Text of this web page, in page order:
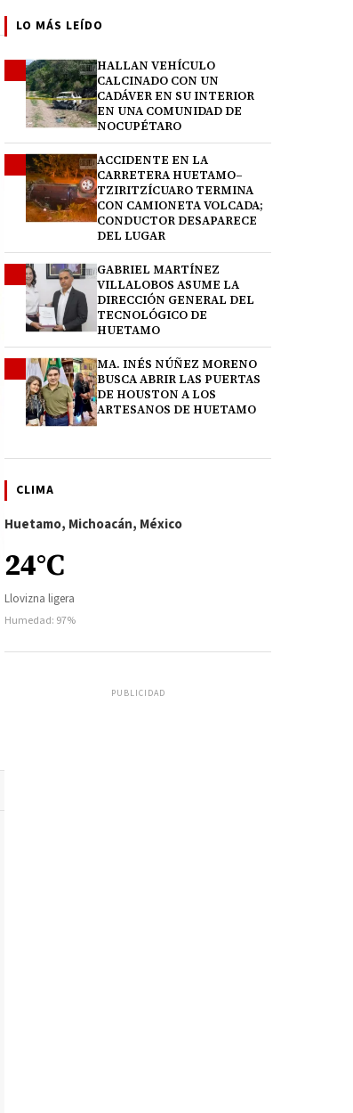
LO MÁS LEÍDO
HALLAN VEHÍCULO
CALCINADO CON UN
CADÁVER EN SU INTERIOR
EN UNA COMUNIDAD DE
NOCUPÉTARO
ACCIDENTE EN LA
CARRETERA HUETAMO–
TZIRITZÍCUARO TERMINA
CON CAMIONETA VOLCADA;
CONDUCTOR DESAPARECE
DEL LUGAR
GABRIEL MARTÍNEZ
VILLALOBOS ASUME LA
DIRECCIÓN GENERAL DEL
TECNOLÓGICO DE
HUETAMO
MA. INÉS NÚÑEZ MORENO
BUSCA ABRIR LAS PUERTAS
DE HOUSTON A LOS
ARTESANOS DE HUETAMO
CLIMA
Huetamo, Michoacán, México
24°C
Llovizna ligera
Humedad: 97%
PUBLICIDAD